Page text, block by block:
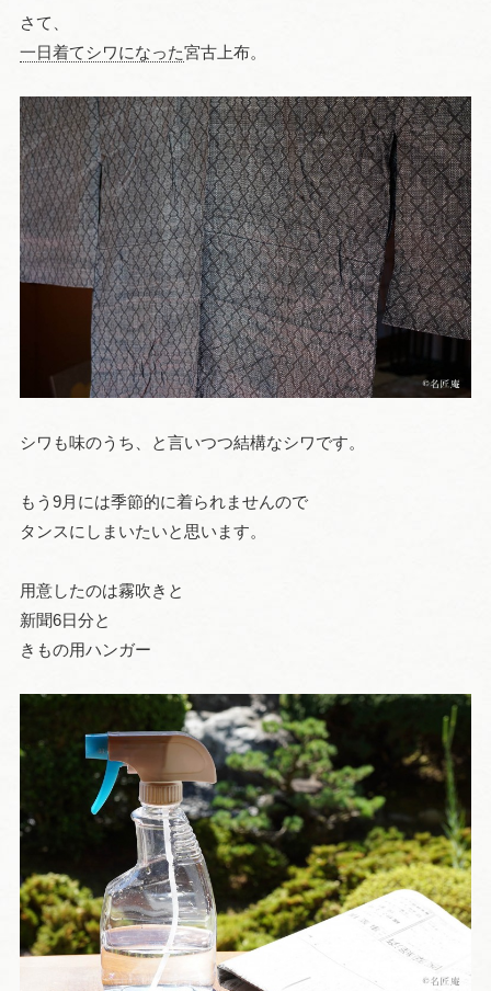
さて、
一日着てシワになった宮古上布。
シワも味のうち、と言いつつ結構なシワです。
もう9月には季節的に着られませんので
タンスにしまいたいと思います。
用意したのは霧吹きと
新聞6日分と
きもの用ハンガー